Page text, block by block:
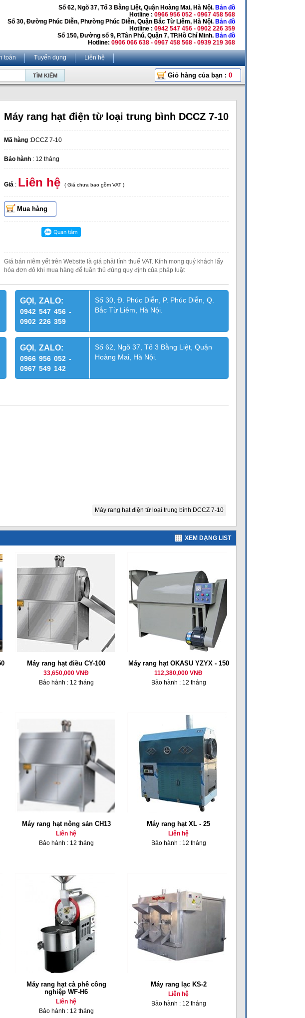
Số 62, Ngõ 37, Tổ 3 Bằng Liệt, Quận Hoàng Mai, Hà Nội. Bản đồ
Hotline : 0966 956 052 - 0967 458 568
Số 30, Đường Phúc Diễn, Phường Phúc Diễn, Quận Bắc Từ Liêm, Hà Nội. Bản đồ
Hotline : 0942 547 456 - 0902 226 359
Số 150, Đường số 9, P.Tân Phú, Quận 7, TP.Hồ Chí Minh. Bản đồ
Hotline: 0906 066 638 - 0967 458 568 - 0939 219 368
toán Tuyển dụng Liên hệ
Giỏ hàng của bạn : 0
Máy rang hạt điện từ loại trung bình DCCZ 7-10
Mã hàng :DCCZ 7-10
Bảo hành : 12 tháng
Giá : Liên hệ ( Giá chưa bao gồm VAT )
Mua hàng
Giá bán niêm yết trên Website là giá phải tính thuế VAT. Kính mong quý khách lấy
hóa đơn đỏ khi mua hàng để tuân thủ đúng quy định của pháp luật
GỌI, ZALO:
0942 547 456 -
0902 226 359
Số 30, Đ. Phúc Diễn, P. Phúc Diễn, Q.
Bắc Từ Liêm, Hà Nội.
GỌI, ZALO:
0966 956 052 -
0967 549 142
Số 62, Ngõ 37, Tổ 3 Bằng Liệt, Quận
Hoàng Mai, Hà Nội.
Máy rang hạt điện từ loại trung bình DCCZ 7-10
XEM DẠNG LIST
Máy rang hạt điều CY-100
33,650,000 VNĐ
Bảo hành : 12 tháng
Máy rang hạt OKASU YZYX - 150
112,380,000 VNĐ
Bảo hành : 12 tháng
Máy rang hạt nông sản CH13
Liên hệ
Bảo hành : 12 tháng
Máy rang hạt XL - 25
Liên hệ
Bảo hành : 12 tháng
Máy rang hạt cà phê công
nghiệp WF-H6
Liên hệ
Bảo hành : 12 tháng
Máy rang lạc KS-2
Liên hệ
Bảo hành : 12 tháng